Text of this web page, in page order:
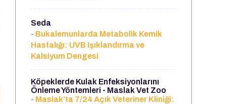
Seda
- Bukalemunlarda Metabolik Kemik
Hastalığı: UVB Işıklandırma ve
Kalsiyum Dengesi
Köpeklerde Kulak Enfeksiyonlarını
Önleme Yöntemleri - Maslak Vet Zoo
- Maslak’ta 7/24 Açık Veteriner Kliniği: